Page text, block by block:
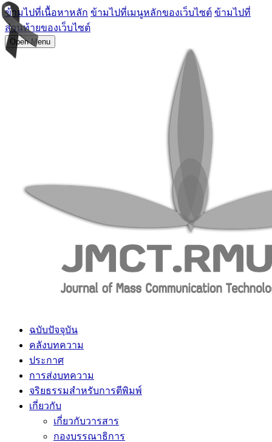
ข้ามไปที่เนื้อหาหลัก ข้ามไปที่เมนูหลักของเว็บไซต์ ข้ามไปที่
ส่วนท้ายของเว็บไซต์
Open Menu
ฉบับปัจจุบัน
คลังบทความ
ประกาศ
การส่งบทความ
จริยธรรมสำหรับการตีพิมพ์
เกี่ยวกับ
เกี่ยวกับวารสาร
กองบรรณาธิการ